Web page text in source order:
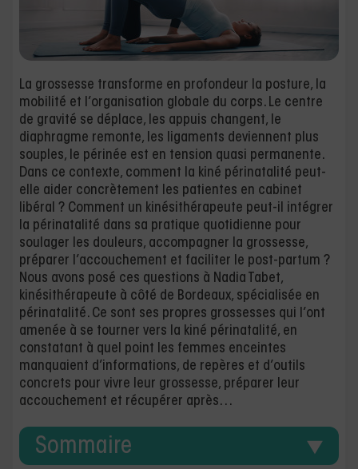
La grossesse transforme en profondeur la posture, la
mobilité et l’organisation globale du corps. Le centre
de gravité se déplace, les appuis changent, le
diaphragme remonte, les ligaments deviennent plus
souples, le périnée est en tension quasi permanente.
Dans ce contexte, comment la kiné périnatalité peut-
elle aider concrètement les patientes en cabinet
libéral ? Comment un kinésithérapeute peut-il intégrer
la périnatalité dans sa pratique quotidienne pour
soulager les douleurs, accompagner la grossesse,
préparer l’accouchement et faciliter le post-partum ?
Nous avons posé ces questions à Nadia Tabet,
kinésithérapeute à côté de Bordeaux, spécialisée en
périnatalité. Ce sont ses propres grossesses qui l’ont
amenée à se tourner vers la kiné périnatalité, en
constatant à quel point les femmes enceintes
manquaient d’informations, de repères et d’outils
concrets pour vivre leur grossesse, préparer leur
accouchement et récupérer après…
Sommaire